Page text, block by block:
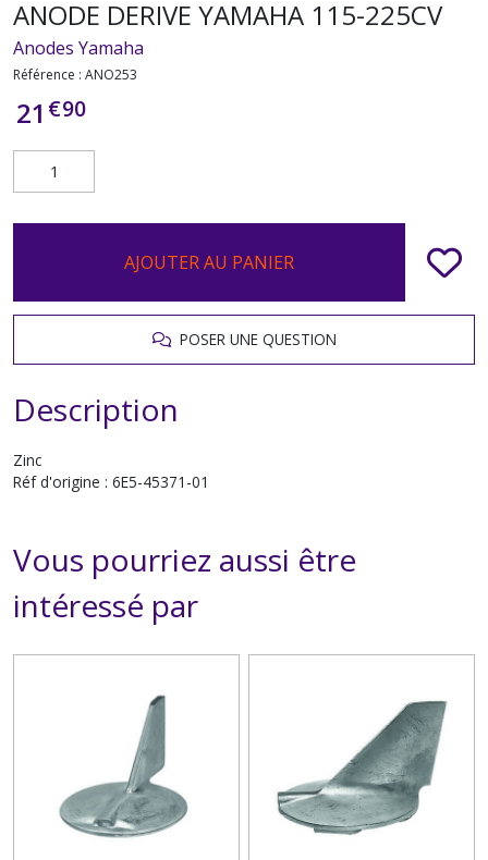
ANODE DERIVE YAMAHA 115-225CV
Anodes Yamaha
Référence : ANO253
21 €90
AJOUTER AU PANIER
POSER UNE QUESTION
Description
Zinc
Réf d'origine : 6E5-45371-01
Vous pourriez aussi être
intéressé par